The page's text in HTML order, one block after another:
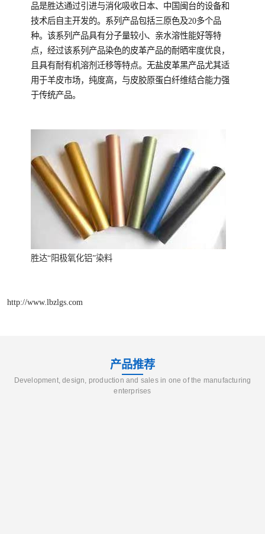
品是胜达通过引进与消化吸收日本、中国闽台的设备和
技术后自主开发的。系列产品包括三原色及20多个品
种。该系列产品具有分子量较小、亲水溶性能好等特
点，经过该系列产品染色的皮革产品的耐晒牢度优良，
且具有耐有机溶剂迁移等特点。无盐皮革黑产品尤其适
用于羊皮市场，纯度高，与皮胶原蛋白纤维结合能力强
于传统产品。
胜达“阳极氧化铝”染料
http://www.lbzlgs.com
产品推荐
Development, design, production and sales in one of the manufacturing
enterprises